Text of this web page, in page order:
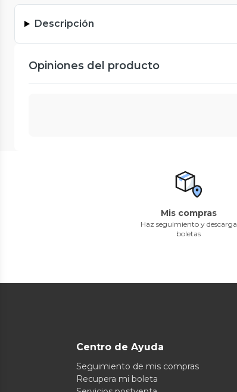
Descripción
Opiniones del producto
Mis compras
Haz seguimiento y descarga
boletas
Centro de Ayuda
Seguimiento de mis compras
Recupera mi boleta